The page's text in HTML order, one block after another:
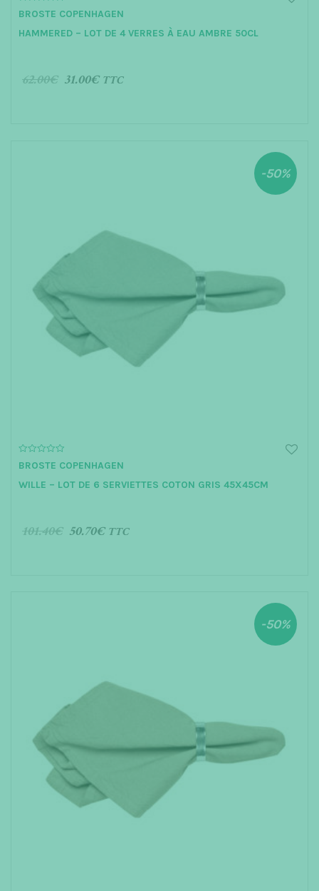
5.00
out of 5
BROSTE COPENHAGEN
HAMMERED – LOT DE 4 VERRES À EAU AMBRE 50CL
62.00€ 31.00€ TTC
-50%
o
t
BROSTE COPENHAGEN
WILLE – LOT DE 6 SERVIETTES COTON GRIS 45X45CM
101.40€ 50.70€ TTC
-50%